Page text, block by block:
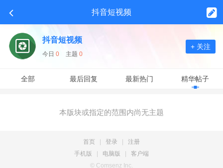
抖音短视频
抖音短视频
今日 0 主题 0
+ 关注
全部 最后回复 最新热门 精华帖子
本版块或指定的范围内尚无主题
首页 登录
注册
手机版
电脑版
客户端
© Comsenz Inc.